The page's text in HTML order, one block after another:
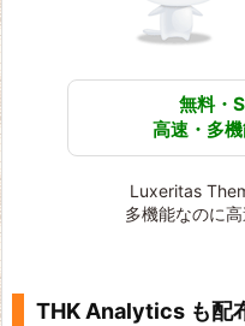
無料・
高速・多
Luxeritas
多機能なのに高
THK Analytics も配